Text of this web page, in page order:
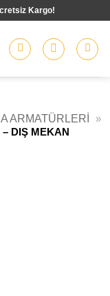
Kargo!
ARMATÜRLERI
»
– DIŞ MEKAN